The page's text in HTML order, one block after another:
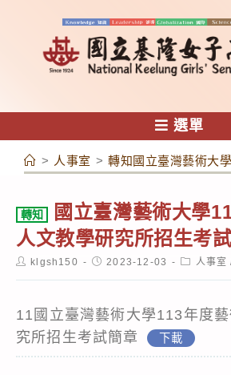
容
選單
> 人事室 > 轉知國立臺灣藝術大
轉知
國立臺灣藝術大學
人文教學研究所招生考
Postklgsh150
Post2023-12-03
Post人事室
11國立臺灣藝術大學113年度
究所招生考試簡章
下載